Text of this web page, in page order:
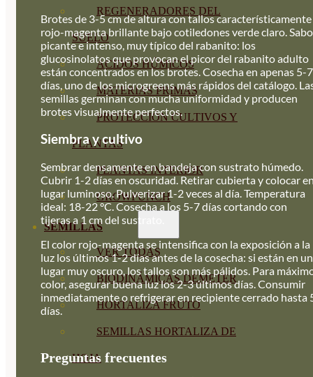
REGENERADORES DEL
SUELO
ÁCIDOS HÚMICOS
MATERIAS PRIMAS
PROTECCIÓN CULTIVOS Y
PLANTAS
PLANTAS INTERIOR
GROWPUNCH
SEMILLAS
VER TODAS
BIODINÁMICAS DEMETER
HORTALIZA FRUTO
SEMILLAS HORTALIZA DE
HOJA
Brotes de 3-5 cm de altura con tallos característicamente
rojo-magenta brillante bajo cotiledones verde claro.
picante e intenso, muy típico del rabanito: los
glucosinolatos que provocan el picor del rabanito adulto
están concentrados en los brotes. Cosecha en apenas 5-7
días, uno de los microgreens más rápidos del catálogo.
semillas germinan con mucha uniformidad y producen
brotes visualmente perfectos.
Siembra y cultivo
Sembrar densamente en bandeja con sustrato húmedo.
Cubrir 1-2 días en oscuridad. Retirar cubierta y colocar
lugar luminoso. Pulverizar 1-2 veces al día. Temperatura
ideal: 18-22 °C. Cosecha a los 5-7 días cortando con
tijeras a 1 cm del sustrato.
El color rojo-magenta se intensifica con la exposición a la
luz los últimos 1-2 días antes de la cosecha: si están en un
lugar muy oscuro, los tallos son más pálidos. Para
color, asegurar buena luz los 2-3 últimos días. Consumir
inmediatamente o refrigerar en recipiente cerrado hasta
días.
Preguntas frecuentes